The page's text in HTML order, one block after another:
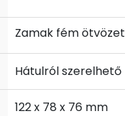
Zamak fém ötvözet
Hátulról szerelhető
122 x 78 x 76 mm